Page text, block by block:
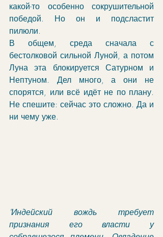
какой-то особенно сокрушительной
победой. Но он и подсластит
пилюли.
В общем, среда сначала с
бестолковой сильной Луной, а потом
Луна эта блокируется Сатурном и
Нептуном. Дел много, а они не
спорятся, или всё идёт не по плану.
Не спешите: сейчас это сложно. Да и
ни чему уже.
"Индейский вождь требует
признания его власти у